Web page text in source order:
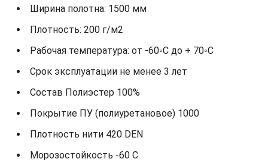
Ширина полотна: 1500 мм
Плотность: 200 г/м2
Рабочая температура: от -60◦С до + 70◦С
Срок эксплуатации не менее 3 лет
Состав Полиэстер 100%
Покрытие ПУ (полиуретановое) 1000
Плотность нити 420 DEN
Морозостойкость -60 С